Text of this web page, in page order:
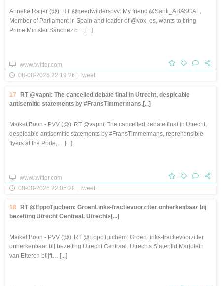
Annette Raijer (@): RT @geertwilderspvv: My friend @Santi_ABASCAL,
Member of Parliament in Spain and leader of @vox_es, wants to bring
Prime Minister Sánchez b… [...]
www.twitter.com
08-08-2026 22:19:26 | Tweet
17
RT @vapni: The cancelled debate final in Utrecht, despicable
antisemitic statements by #FransTimmermans,[...]
Maikel Boon - PVV (@): RT @vapni: The cancelled debate final in Utrecht,
despicable antisemitic statements by #FransTimmermans, reprehensible
flyers at the Pride,… [...]
www.twitter.com
08-08-2026 22:05:28 | Tweet
18
RT @EppoTjuchem: GroenLinks-fractievoorzitter onherkenbaar bij
bezetting Utrecht Centraal. Utrechts[...]
Maikel Boon - PVV (@): RT @EppoTjuchem: GroenLinks-fractievoorzitter
onherkenbaar bij bezetting Utrecht Centraal. Utrechts Statenlid Marjolein
van Elteren blijft… [...]